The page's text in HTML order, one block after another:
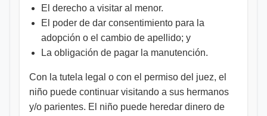
El derecho a visitar al menor.
El poder de dar consentimiento para la
adopción o el cambio de apellido; y
La obligación de pagar la manutención.
Con la tutela legal o con el permiso del juez, el
niño puede continuar visitando a sus hermanos
y/o parientes. El niño puede heredar dinero de